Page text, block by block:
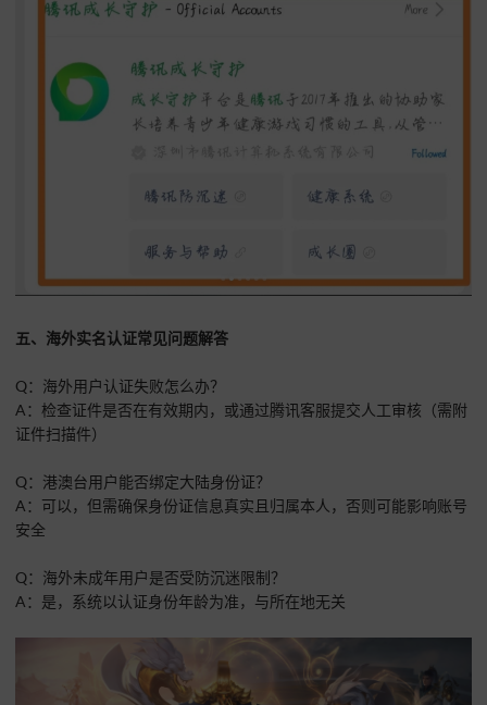
五、海外实名认证常见问题解答
Q：海外用户认证失败怎么办？
A：检查证件是否在有效期内，或通过腾讯客服提交人工审核（需附
证件扫描件）
Q：港澳台用户能否绑定大陆身份证？
A：可以，但需确保身份证信息真实且归属本人，否则可能影响账号
安全
Q：海外未成年用户是否受防沉迷限制？
A：是，系统以认证身份年龄为准，与所在地无关